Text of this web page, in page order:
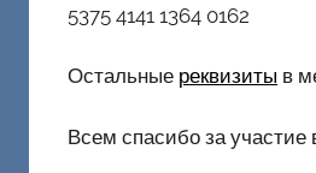
5375 4141 1364 0162
Остальные реквизиты в
Всем спасибо за участие